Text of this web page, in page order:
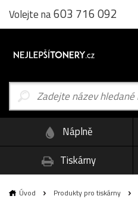
Volejte na603 716 092
Náplně
Tiskárny
Úvod Produkty pro tiskárny